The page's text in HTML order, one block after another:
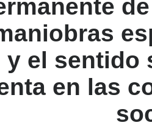
el sentido
en las